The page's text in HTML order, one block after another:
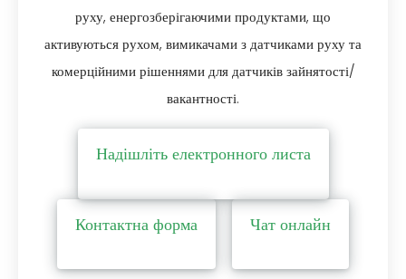
руху, енергозберігаючими продуктами, що
активуються рухом, вимикачами з датчиками руху та
комерційними рішеннями для датчиків зайнятості/
вакантності.
Надішліть електронного листа
Контактна форма Чат онлайн